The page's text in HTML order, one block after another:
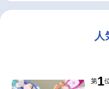
人
第1